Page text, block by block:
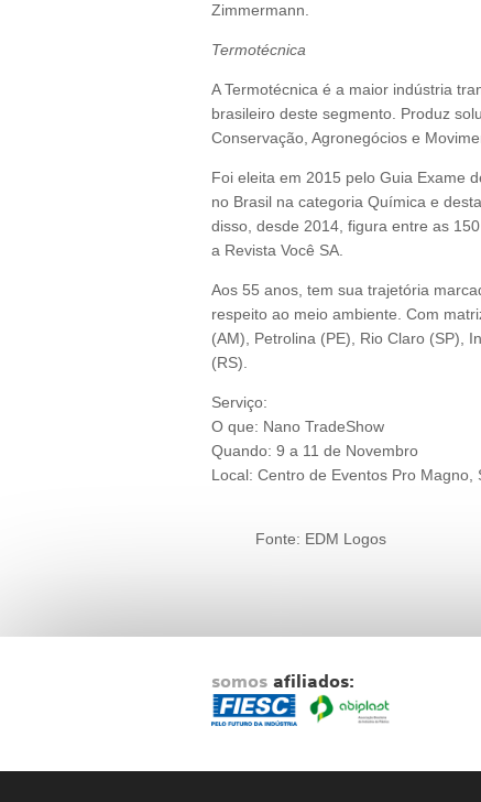
Zimmermann.
Termotécnica
A Termotécnica é a maior indústria
brasileiro deste segmento. Produz
Conservação, Agronegócios e
Foi eleita em 2015 pelo Guia Exame
no Brasil na categoria Química e
disso, desde 2014, figura entre as
a Revista Você SA.
Aos 55 anos, tem sua trajetória
respeito ao meio ambiente. Com
(AM), Petrolina (PE), Rio Claro (SP),
(RS).
Serviço:
O que: Nano TradeShow
Quando: 9 a 11 de Novembro
Local: Centro de Eventos Pro Magno,
Fonte: EDM Logos
somos afiliados: